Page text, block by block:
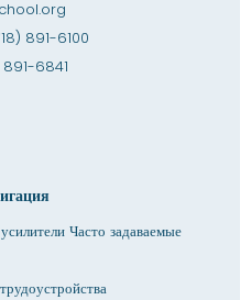
891-6100
891-6841
Часто задаваемые